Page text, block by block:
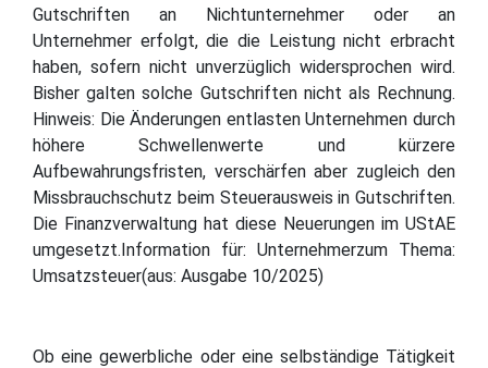
Gutschriften an Nichtunternehmer oder an
Unternehmer erfolgt, die die Leistung nicht erbracht
haben, sofern nicht unverzüglich widersprochen wird.
Bisher galten solche Gutschriften nicht als Rechnung.
Hinweis: Die Änderungen entlasten Unternehmen durch
höhere Schwellenwerte und kürzere
Aufbewahrungsfristen, verschärfen aber zugleich den
Missbrauchschutz beim Steuerausweis in Gutschriften.
Die Finanzverwaltung hat diese Neuerungen im UStAE
umgesetzt.Information für: Unternehmerzum Thema:
Umsatzsteuer(aus: Ausgabe 10/2025)
Ob eine gewerbliche oder eine selbständige Tätigkeit